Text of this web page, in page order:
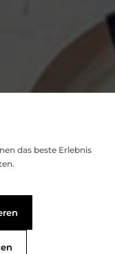
das beste Erlebnis